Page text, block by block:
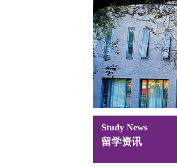
Study News
留学资讯